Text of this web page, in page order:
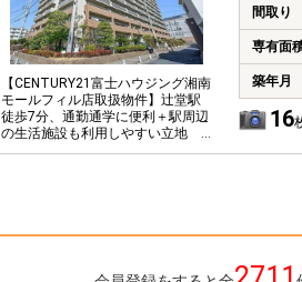
【CENTURY21富士ハウジング湘南
モールフィル店取扱物件】辻堂駅
徒歩7分、通勤通学に便利＋駅周辺
の生活施設も利用しやすい立地
です。
間取り
専有面
築年月
16